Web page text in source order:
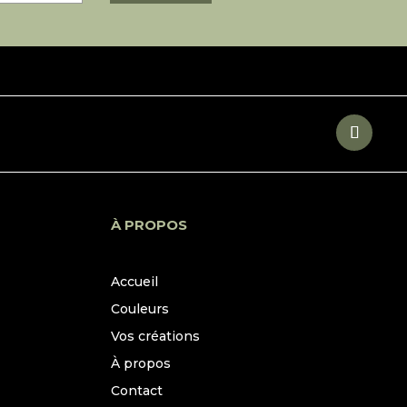
À PROPOS
Accueil
Couleurs
Vos créations
À propos
Contact